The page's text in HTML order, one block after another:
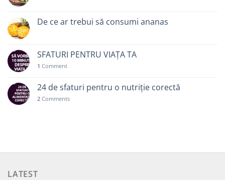
De ce ar trebui să consumi ananas
SFATURI PENTRU VIAȚA TA
1 Comment
24 de sfaturi pentru o nutriție corectă
2 Comments
LATEST